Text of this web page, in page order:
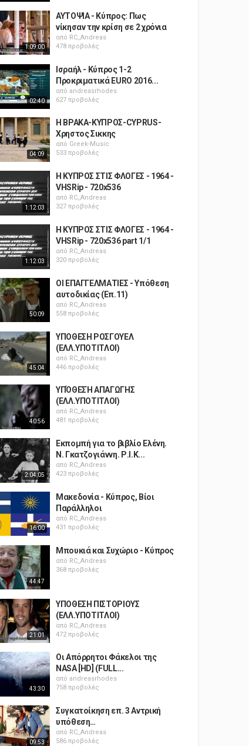
1:09:00
ΑΥΤΟΨΙΑ - Κύπρος: Πως
νίκησαν την κρίση σε 2 χρόνια
από RC_Andreas
478 προβολές
02:40
Ισραήλ - Κύπρος 1-2
Προκριματικά EURO 2016...
από andreasrhodes
627 προβολές
04:09
Η ΒΡΑΚΑ-ΚΥΠΡΟΣ-CYPRUS-
Χρηστος Σικκης
από Greek-Music
533 προβολές
1:12:03
Η ΚΥΠΡΟΣ ΣΤΙΣ ΦΛΟΓΕΣ - 1964 -
VHSRip - 720x536
από RC_Andreas
327 προβολές
1:12:03
Η ΚΥΠΡΟΣ ΣΤΙΣ ΦΛΟΓΕΣ - 1964 -
VHSRip - 720x536 part 1/1
από RC_Andreas
320 προβολές
50:09
ΟΙ ΕΠΑΓΓΕΛΜΑΤΙΕΣ - Υπόθεση
αυτοδικίας (Επ.11)
από RC_Andreas
558 προβολές
45:04
ΥΠΟΘΕΣΗ ΡΟΣΓΟΥΕΛ
(ΕΛΛ.ΥΠΟΤΙΤΛΟΙ)
από RC_Andreas
446 προβολές
40:56
ΥΠΌΘΕΣΉ ΑΠΑΓΩΓΗΣ
(ΕΛΛ.ΥΠΟΤΙΤΛΟΙ)
από RC_Andreas
481 προβολές
2:04:05
Εκπομπή για το βιβλίο Ελένη.
Ν. Γκατζογιάννη. Ρ.Ι.Κ...
από RC_Andreas
423 προβολές
16:00
Μακεδονία - Κύπρος, Βίοι
Παράλληλοι
από RC_Andreas
431 προβολές
44:47
Μπουκιά και Συχώριο - Κύπρος
από RC_Andreas
368 προβολές
21:01
ΥΠΟΘΕΣΗ ΠΙΣΤΟΡΙΟΥΣ
(ΕΛΛ.ΥΠΟΤΙΤΛΟΙ)
από RC_Andreas
472 προβολές
43:30
Οι Απόρρητοι Φάκελοι της
NASA [HD] (FULL...
από andreasrhodes
758 προβολές
09:53
Συγκατοίκηση επ. 3 Αντρική
υπόθεση…
από RC_Andreas
586 προβολές